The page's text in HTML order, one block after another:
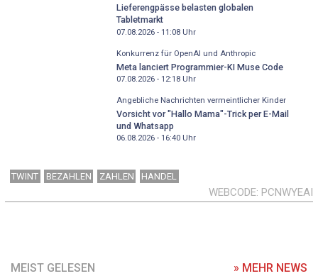
Lieferengpässe belasten globalen
Tabletmarkt
07.08.2026 - 11:08Uhr
Konkurrenz für OpenAI und Anthropic
Meta lanciert Programmier-KI Muse Code
07.08.2026 - 12:18Uhr
Angebliche Nachrichten vermeintlicher Kinder
Vorsicht vor "Hallo Mama"-Trick per E-Mail
und Whatsapp
06.08.2026 - 16:40Uhr
TWINT BEZAHLEN ZAHLEN HANDEL
WEBCODE PCNWYEAI
MEIST GELESEN » MEHR NEWS